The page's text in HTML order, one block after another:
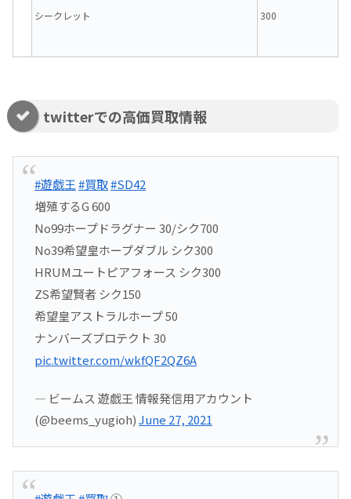
シークレット 300
twitterでの高価買取情報
#遊戯王#買取#SD42
増殖するG 600
No99ホープドラグナー 30/シク700
No39希望皇ホープダブル シク300
HRUMユートピアフォース シク300
ZS希望賢者 シク150
希望皇アストラルホープ 50
ナンバーズプロテクト 30
pic.twitter.com/wkfQF2QZ6A
— ビームス 遊戯王 情報発信用アカウント
(@beems_yugioh)June 27, 2021